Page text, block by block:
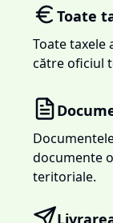
Toate
Toate
către oficiul
documente
teritoriale.